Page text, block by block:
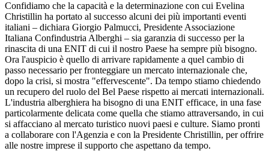
Confidiamo che la capacità e la determinazione con cui Evelina
Christillin ha portato al successo alcuni dei più importanti eventi
italiani – dichiara Giorgio Palmucci, Presidente Associazione
Italiana Confindustria Alberghi – sia garanzia di successo per la
rinascita di una ENIT di cui il nostro Paese ha sempre più bisogno.
Ora l'auspicio è quello di arrivare rapidamente a quel cambio di
passo necessario per fronteggiare un mercato internazionale che,
dopo la crisi, si mostra "effervescente". Da tempo stiamo chiedendo
un recupero del ruolo del Bel Paese rispetto ai mercati internazionali.
L'industria alberghiera ha bisogno di una ENIT efficace, in una fase
particolarmente delicata come quella che stiamo attraversando, in cui
si affacciano al mercato turistico nuovi paesi e culture. Siamo pronti
a collaborare con l'Agenzia e con la Presidente Christillin, per offrire
alle nostre imprese il supporto che aspettano da tempo.